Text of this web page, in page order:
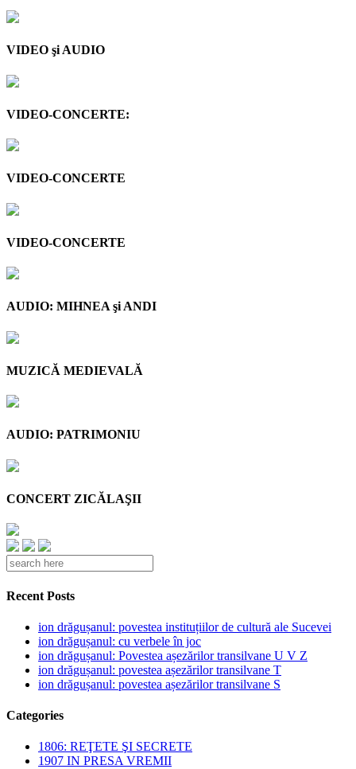
VIDEO şi AUDIO
VIDEO-CONCERTE:
VIDEO-CONCERTE
VIDEO-CONCERTE
AUDIO: MIHNEA şi ANDI
MUZICĂ MEDIEVALĂ
AUDIO: PATRIMONIU
CONCERT ZICĂLAŞII
Recent Posts
ion drăgușanul: povestea instituțiilor de cultură ale Sucevei
ion drăgușanul: cu verbele în joc
ion drăgușanul: Povestea așezărilor transilvane U V Z
ion drăgușanul: povestea așezărilor transilvane T
ion drăgușanul: povestea așezărilor transilvane S
Categories
1806: REŢETE ŞI SECRETE
1907 IN PRESA VREMII